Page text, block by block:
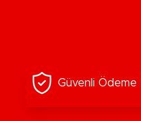
Güvenli Ödeme